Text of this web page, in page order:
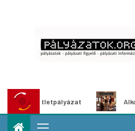
ötletpályázat Alkotói